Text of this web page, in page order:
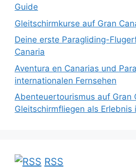
Guide
Gleitschirmkurse auf Gran
Deine erste Paragliding-
Canaria
Aventura en Canarias und
internationalen Fernsehen
Abenteuertourismus auf Gran
Gleitschirmfliegen als Erlebnis
RSS